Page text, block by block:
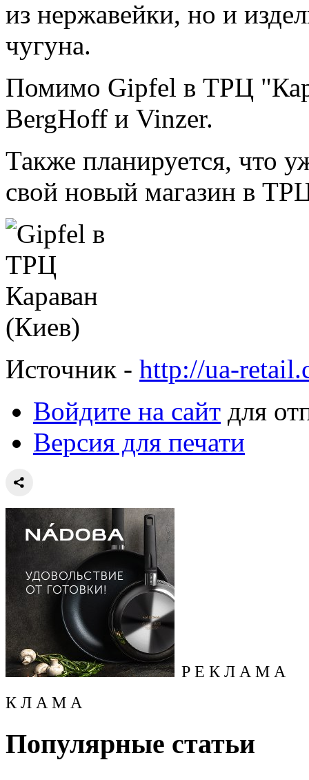
из нержавейки, но и
чугуна.
Помимо Gipfel в ТРЦ
BergHoff и Vinzer.
Также планируется, что
свой новый магазин в
Источник - http://ua-
Войдите на сайт для
Версия для печати
Р Е К Л А М А
К Л А М А
Популярные статьи